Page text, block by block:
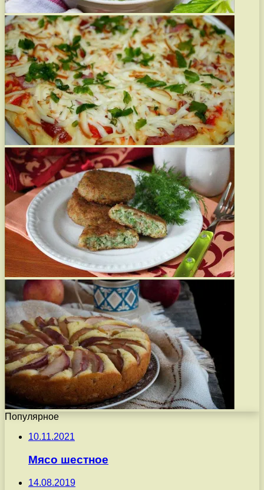
Популярное
10.11.2021
Мясо шестное
14.08.2019